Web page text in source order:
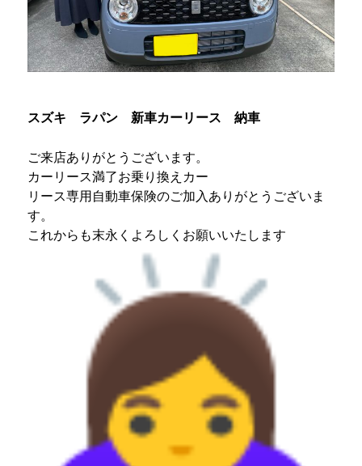
スズキ ラパン 新車カーリース 納車
ご来店ありがとうございます。
カーリース満了お乗り換えカー
リース専用自動車保険のご加入ありがとうございま
す。
これからも末永くよろしくお願いいたします